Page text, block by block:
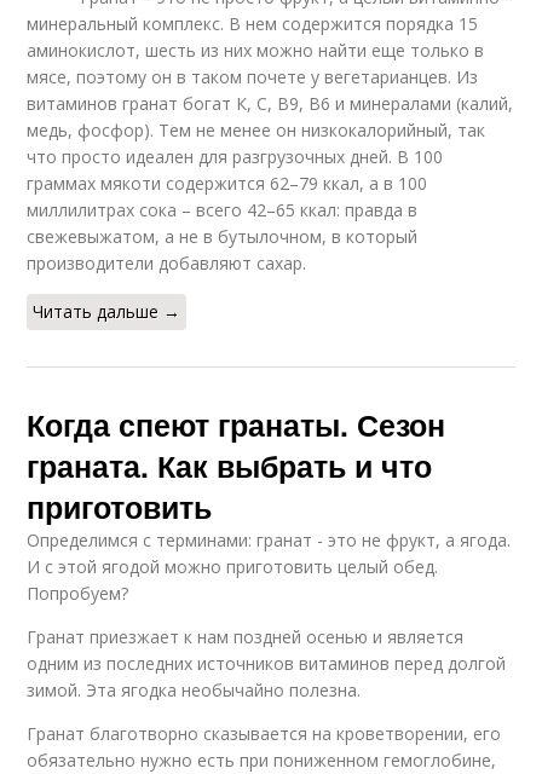
минеральный комплекс. В нем содержится порядка 15
аминокислот, шесть из них можно найти еще только в
мясе, поэтому он в таком почете у вегетарианцев. Из
витаминов гранат богат К, С, В9, В6 и минералами (калий,
медь, фосфор). Тем не менее он низкокалорийный, так
что просто идеален для разгрузочных дней. В 100
граммах мякоти содержится 62–79 ккал, а в 100
миллилитрах сока – всего 42–65 ккал: правда в
свежевыжатом, а не в бутылочном, в который
производители добавляют сахар.
Читать дальше →
Когда спеют гранаты. Сезон
граната. Как выбрать и что
приготовить
Определимся с терминами: гранат - это не фрукт, а ягода.
И с этой ягодой можно приготовить целый обед.
Попробуем?
Гранат приезжает к нам поздней осенью и является
одним из последних источников витаминов перед долгой
зимой. Эта ягодка необычайно полезна.
Гранат благотворно сказывается на кроветворении, его
обязательно нужно есть при пониженном гемоглобине,